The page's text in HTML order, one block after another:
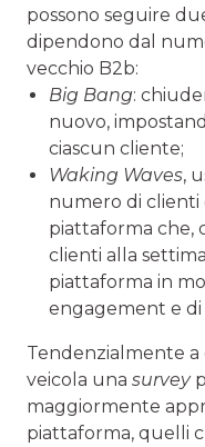
possono seguire
dipendono dal
vecchio B2b:
Big Bang:
nuovo,
ciascun cliente;
Waking Waves,
numero di clienti
piattaforma che,
clienti alla
piattaforma in
engagement e di
Tendenzialmente a
veicola una survey
maggiormente
piattaforma, quelli